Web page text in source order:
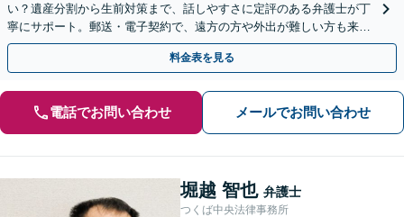
い？遺産分割から生前対策まで、話しやすさに定評のある弁護士が丁
寧にサポート。郵送・電子契約で、遠方の方や外出が難しい方も来所
不要で即日着手が可能です。まずはご相談ください。
料金表を見る
電話でお問い合わせ メールでお問い合わせ
堀越 智也 弁護士
つくば中央法律事務所